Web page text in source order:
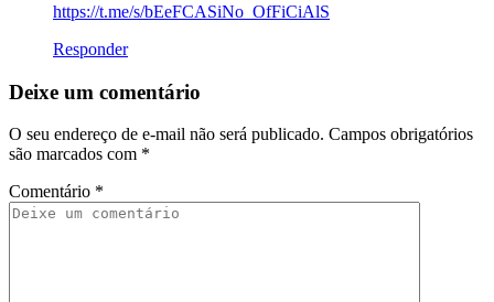
https://t.me/s/bEeFCASiNo_OfFiCiAlS
Responder
Deixe um comentário
O seu endereço de e-mail não será publicado. Campos obrigatórios
são marcados com *
Comentário *